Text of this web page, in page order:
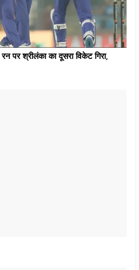
श्रीलंका का दूसरा विकेट गिरा,